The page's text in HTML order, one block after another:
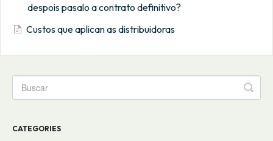
despois pasalo a contrato definitivo?
Custos que aplican as distribuidoras
CATEGORIES